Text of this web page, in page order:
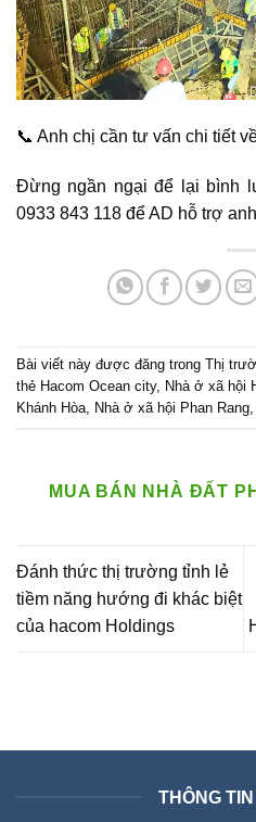
📞 Anh chị cần tư vấn chi tiết
Đừng ngần ngại để lại bình
0933 843 118 để AD hỗ trợ
Bài viết này được đăng trong Thị
thẻ Hacom Ocean city, Nhà ở xã hội
Khánh Hòa
Nhà ở xã hội Phan Rang
MUA BÁN NHÀ ĐẤT
Đánh thức thị trường tỉnh lẻ
tiềm năng hướng đi khác biệt
của hacom Holdings
THÔNG